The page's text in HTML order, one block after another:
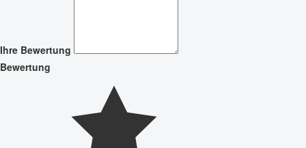
Ihre Bewertung
Bewertung